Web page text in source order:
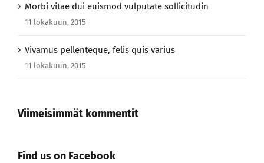
Morbi vitae dui euismod vulputate sollicitudin
11 lokakuun, 2015
Vivamus pellenteque, felis quis varius
11 lokakuun, 2015
Viimeisimmät kommentit
Find us on Facebook